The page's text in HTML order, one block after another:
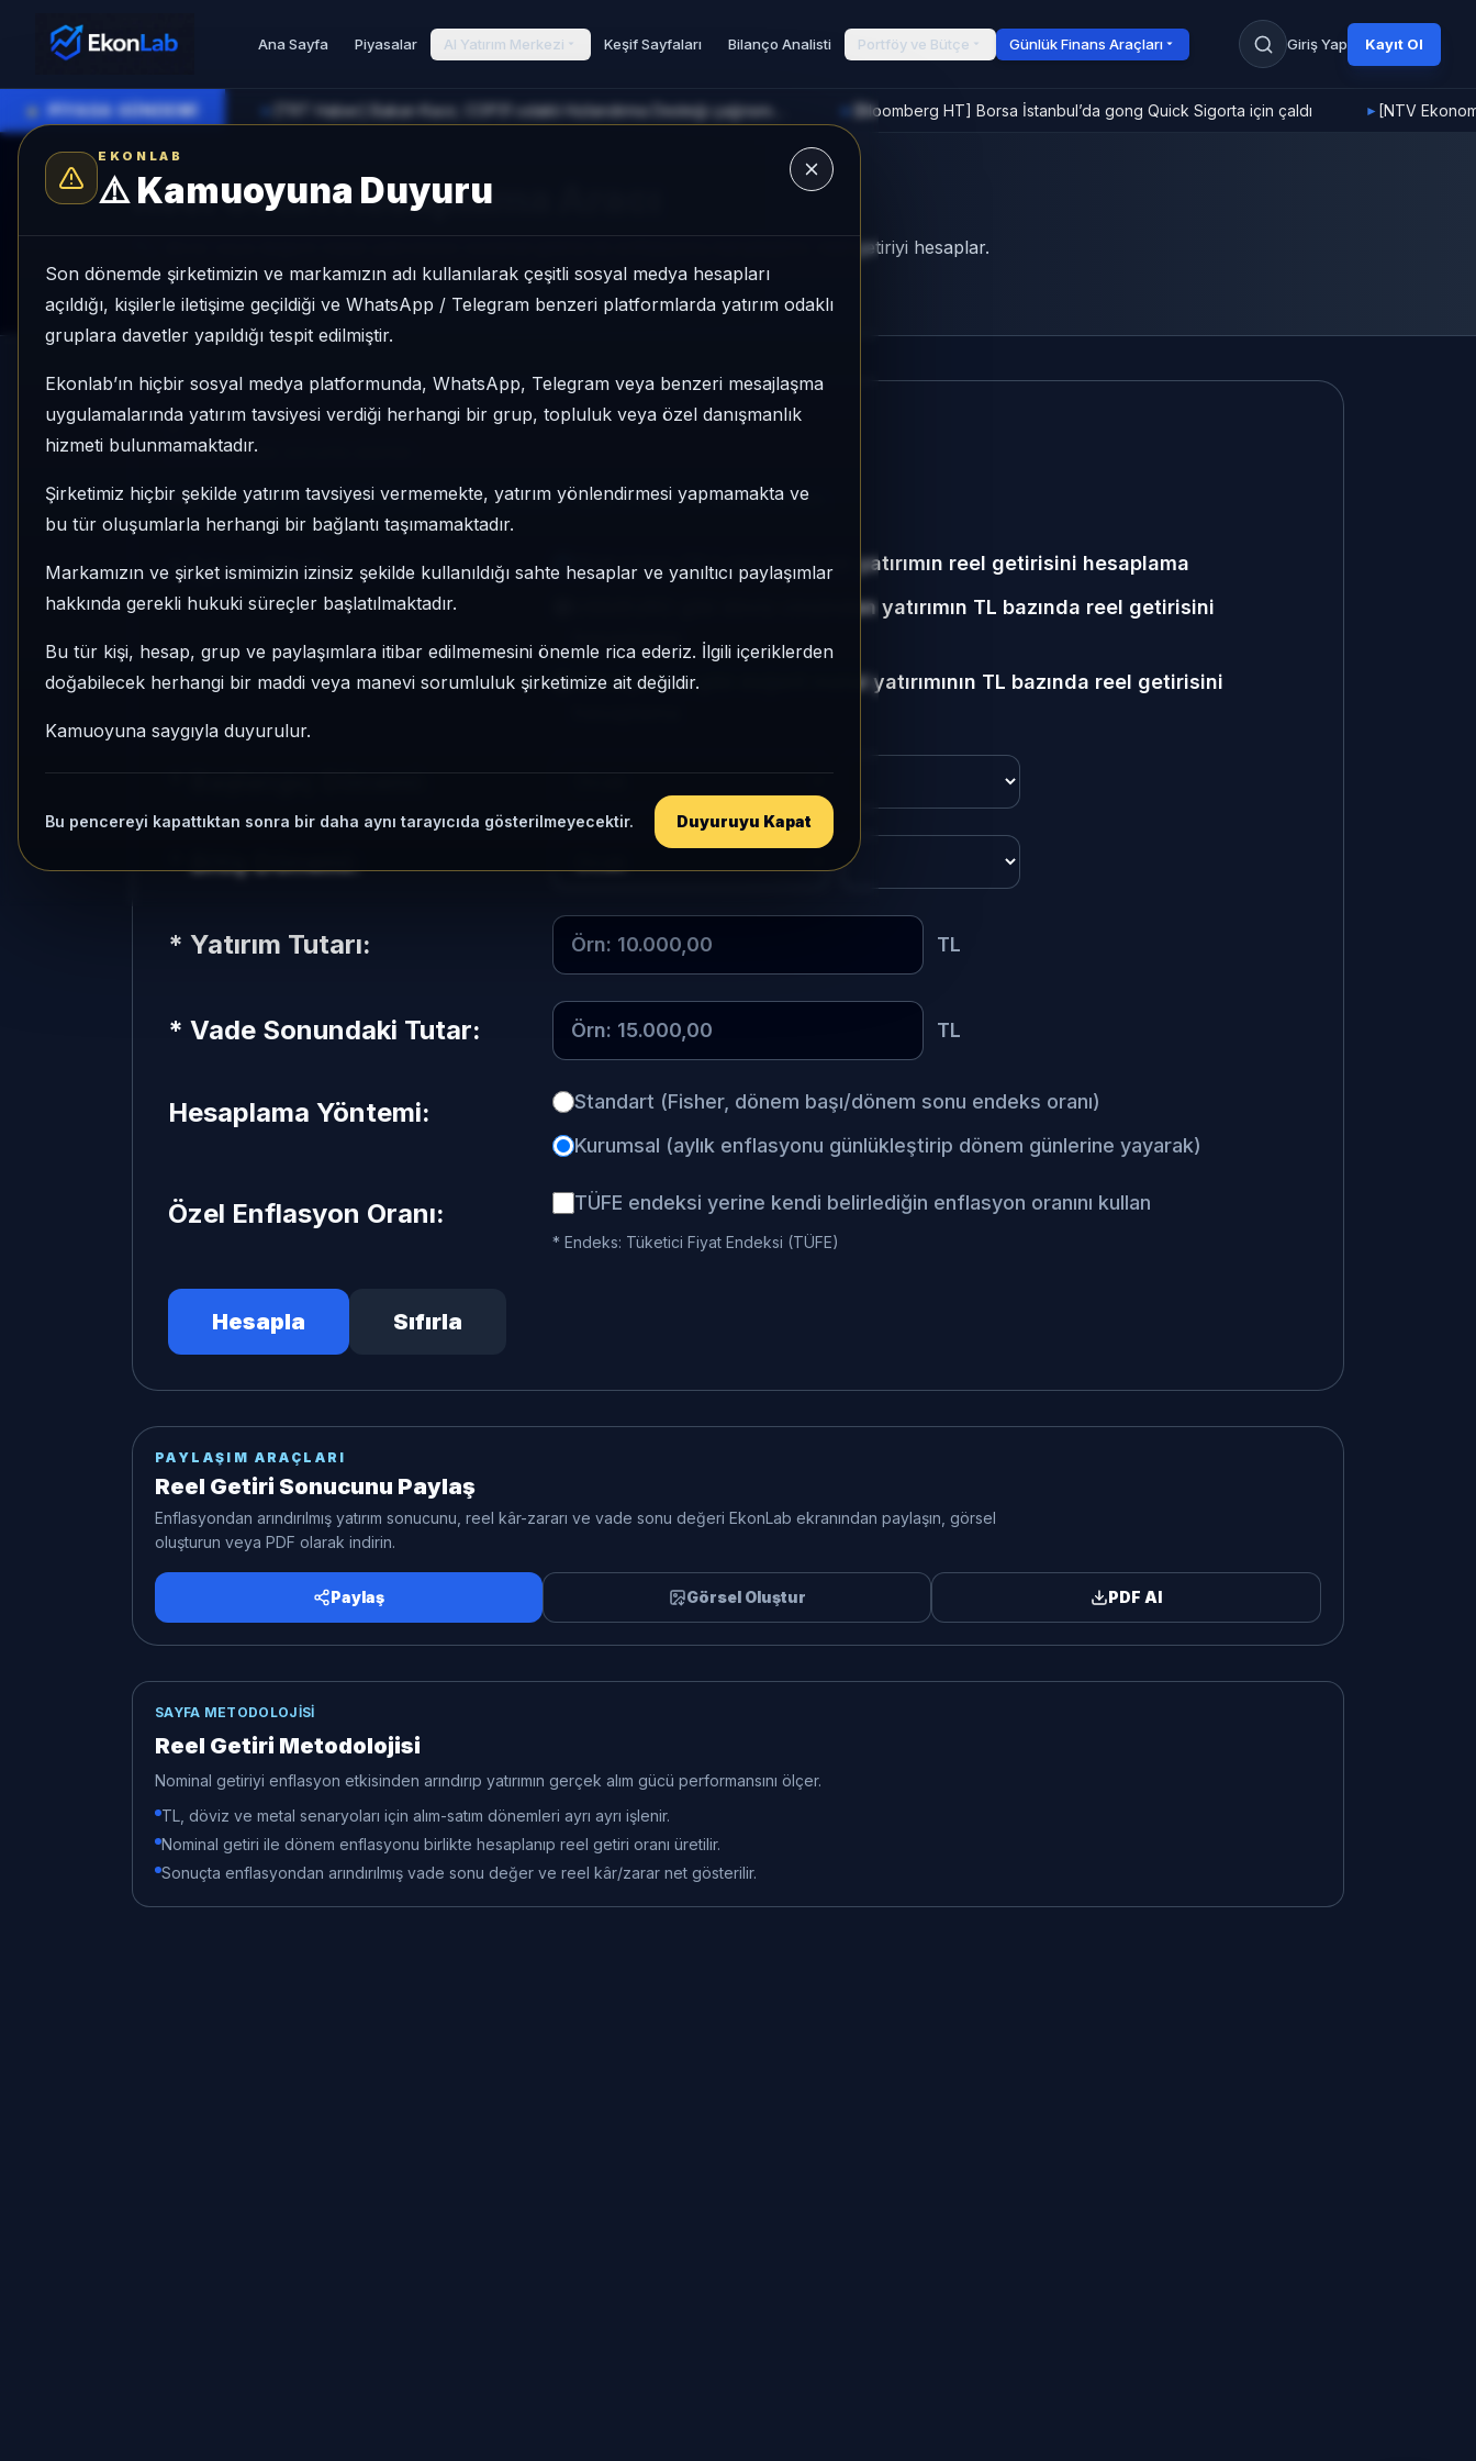
Ana Sayfa Piyasalar AI Yatırım Merkezi Keşif Sayfaları Bilanço Analisti Portföy ve Bütçe Günlük Finans Araçları Giriş Yap Kayıt Ol
EKONLAB
⚠️Kamuoyuna Duyuru
Son dönemde şirketimizin ve markamızın adı kullanılarak çeşitli sosyal medya hesapları
açıldığı, kişilerle iletişime geçildiği ve WhatsApp / Telegram benzeri platformlarda yatırım odaklı
gruplara davetler yapıldığı tespit edilmiştir.
Ekonlab’ın hiçbir sosyal medya platformunda, WhatsApp, Telegram veya benzeri mesajlaşma
uygulamalarında yatırım tavsiyesi verdiği herhangi bir grup, topluluk veya özel danışmanlık
hizmeti bulunmamaktadır.
Şirketimiz hiçbir şekilde yatırım tavsiyesi vermemekte, yatırım yönlendirmesi yapmamakta ve
bu tür oluşumlarla herhangi bir bağlantı taşımamaktadır.
Markamızın ve şirket ismimizin izinsiz şekilde kullanıldığı sahte hesaplar ve yanıltıcı paylaşımlar
hakkında gerekli hukuki süreçler başlatılmaktadır.
Bu tür kişi, hesap, grup ve paylaşımlara itibar edilmemesini önemle rica ederiz. İlgili içeriklerden
doğabilecek herhangi bir maddi veya manevi sorumluluk şirketimize ait değildir.
Kamuoyuna saygıyla duyurulur.
Bu pencereyi kapattıktan sonra bir daha aynı tarayıcıda gösterilmeyecektir. Duyuruyu Kapat
● PİYASA GÜNDEMİ [Bloomberg HT] Borsa İstanbul’da gong Quick Sigorta için çaldı ► [NTV
Reel Getiri Hesaplama Aracı
TL, döviz veya değerli metal yatırımının nominal getirisi ile enflasyonu karşılaştırır, reel getiriyi hesaplar.
Veriler yükleniyor...
Doldurulması zorunlu alanlar.
NOT:Endeks verileri TÜFE tarafından açıklanan aylık endeks serisinden üretilir.
* İşlem Türü:
Türk Lirası (TL) cinsinden bir yatırımın reel getirisini hesaplama
USD/EURO gibi döviz cinsinden yatırımın TL bazında reel getirisini
Altın/gümüş gibi değerli metal yatırımının TL bazında reel getirisini
* Başlangıç Dönemi:
* Yatırım Tutarı: TL
* Vade Sonundaki Tutar: TL
Hesaplama Yöntemi:
Standart (Fisher, dönem başı/dönem sonu endeks oranı)
Kurumsal (aylık enflasyonu günlükleştirip dönem günlerine yayarak)
Özel Enflasyon Oranı: TÜFE endeksi yerine kendi belirlediğin enflasyon oranını kullan
* Endeks: Tüketici Fiyat Endeksi (TÜFE)
Hesapla Sıfırla
PAYLAŞIM ARAÇLARI
Reel Getiri Sonucunu Paylaş
Enflasyondan arındırılmış yatırım sonucunu, reel kâr-zararı ve vade sonu değeri EkonLab ekranından paylaşın, görsel
oluşturun veya PDF olarak indirin.
Paylaş Görsel Oluştur PDF Al
SAYFA METODOLOJISI
Reel Getiri Metodolojisi
Nominal getiriyi enflasyon etkisinden arındırıp yatırımın gerçek alım gücü performansını ölçer.
TL, döviz ve metal senaryoları için alım-satım dönemleri ayrı ayrı işlenir.
Nominal getiri ile dönem enflasyonu birlikte hesaplanıp reel getiri oranı üretilir.
Sonuçta enflasyondan arındırılmış vade sonu değer ve reel kâr/zarar net gösterilir.